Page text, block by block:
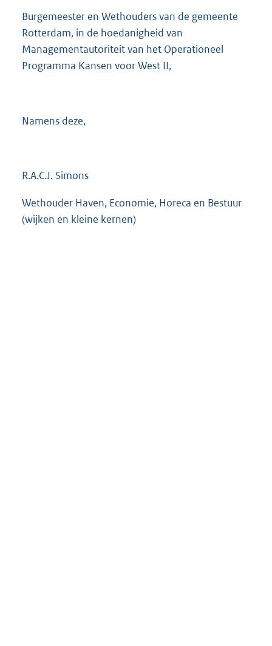
Burgemeester en Wethouders van de gemeente
Rotterdam, in de hoedanigheid van
Managementautoriteit van het Operationeel
Programma Kansen voor West II,
Namens deze,
R.A.C.J. Simons
Wethouder Haven, Economie, Horeca en Bestuur
(wijken en kleine kernen)